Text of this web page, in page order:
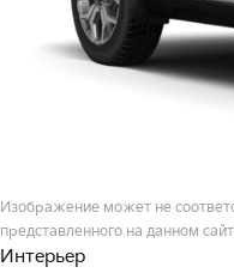
Изображение может не
представленного на данном
Интерьер